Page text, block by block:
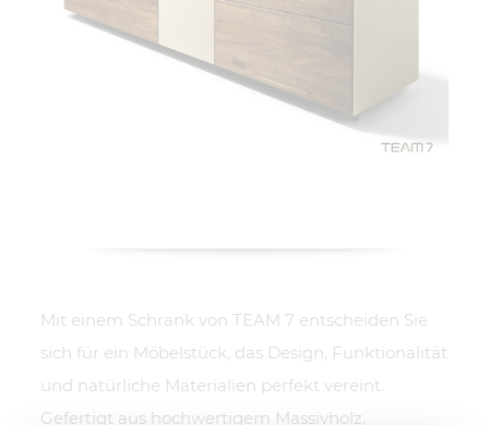
Mit einem Schrank von TEAM 7 entscheiden Sie
sich für ein Möbelstück, das Design, Funktionalität
und natürliche Materialien perfekt vereint.
Gefertigt aus hochwertigem Massivholz,